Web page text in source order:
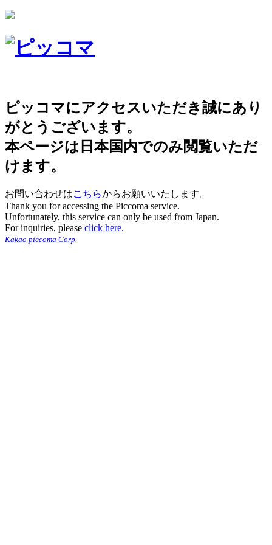
ピッコマにアクセスいただき誠にあり
がとうございます。
本ページは日本国内でのみ閲覧いただ
けます。
お問い合わせはこちらからお願いいたします。
Thank you for accessing the Piccoma service.
Unfortunately, this service can only be used from Japan.
For inquiries, please click here.
Kakao piccoma Corp.